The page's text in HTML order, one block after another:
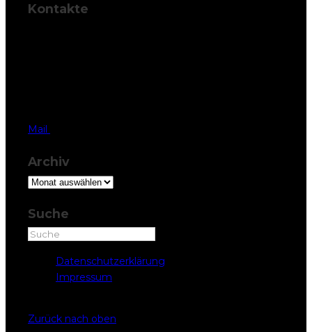
Kontakte
Mail
Archiv
Archiv
Suche
Datenschutzerklärung
Impressum
Zurück nach oben